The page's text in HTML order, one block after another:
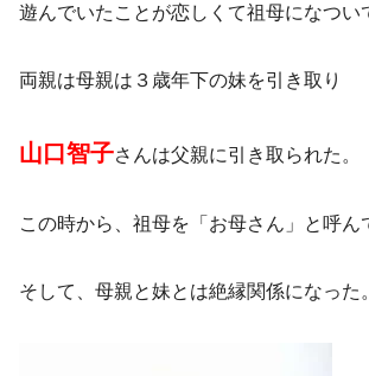
遊んでいたことが恋しくて祖母になつい
両親は母親は３歳年下の妹を引き取り
山口智子さんは父親に引き取られた。
この時から、祖母を「お母さん」と呼ん
そして、母親と妹とは絶縁関係になった。